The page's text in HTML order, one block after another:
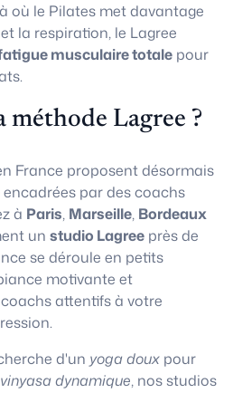
où le Pilates met davantage
la respiration, le Lagree
musculaire totale pour
Lagree ?
France proposent désormais
encadrées par des coachs
à Paris, Marseille, Bordeaux
un studio Lagree près de
se déroule en petits
motivante et
attentifs à votre
d'un yoga doux pour
vinyasa dynamique, nos studios